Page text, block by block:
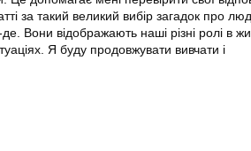
за такий великий вибір загадок про
відображають наші різні ролі в
Я буду продовжувати вивчати і